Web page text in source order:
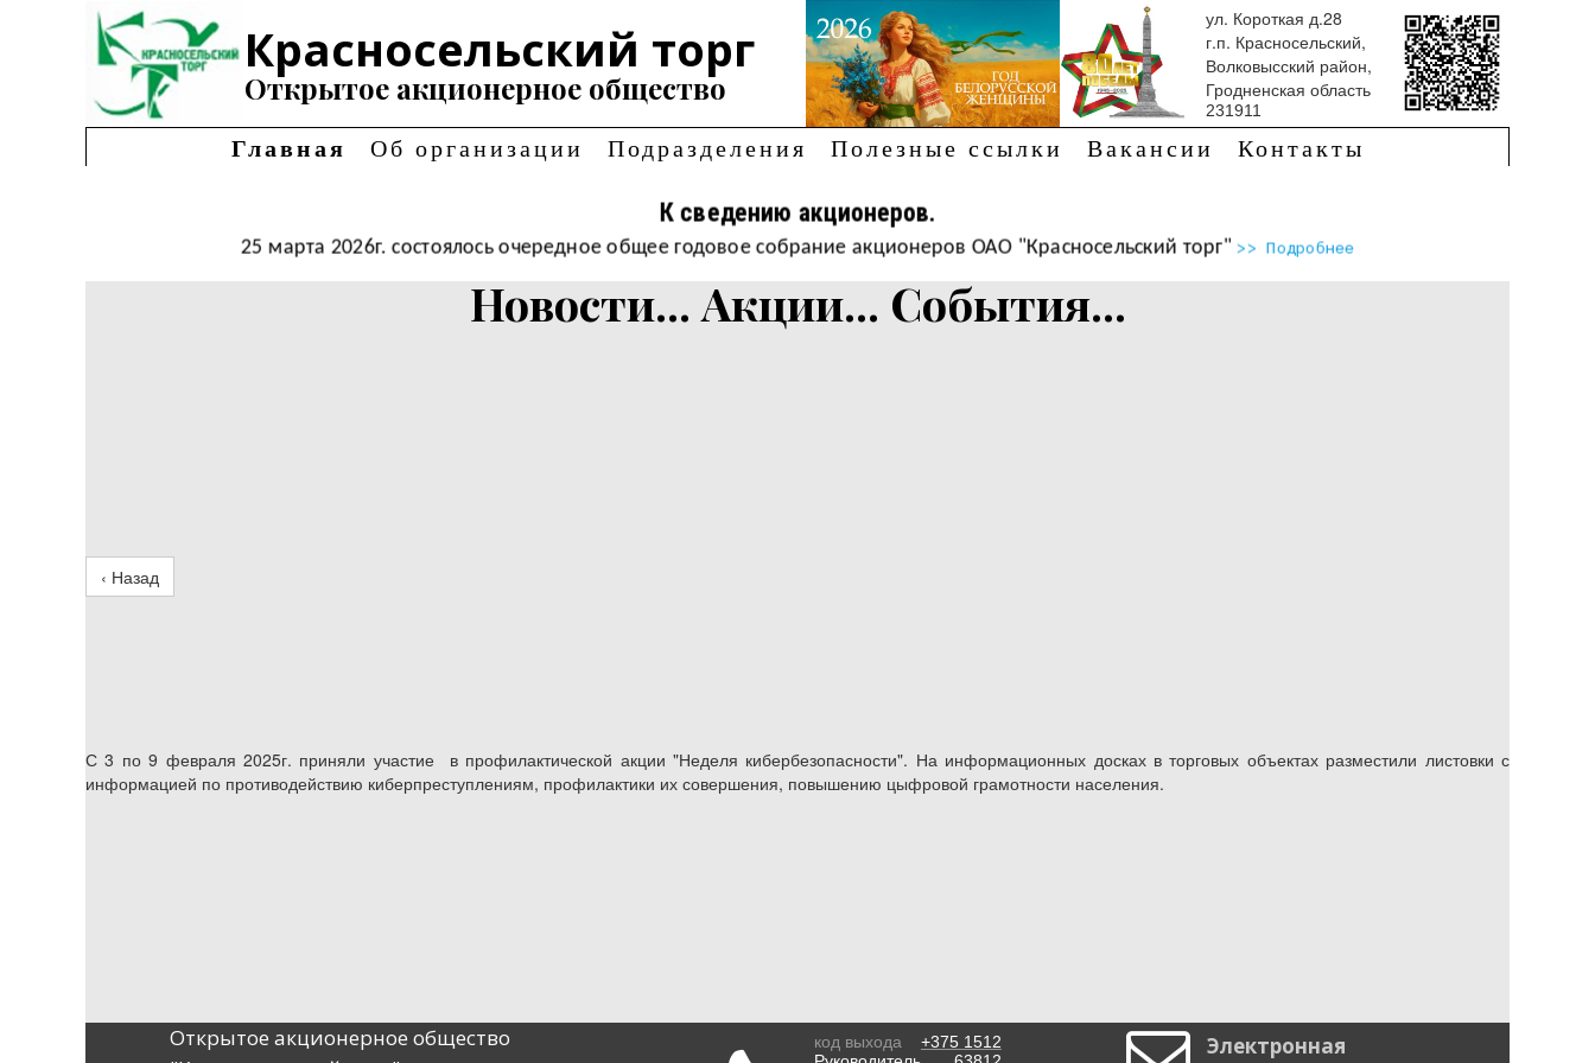
Красносельский торг
Открытое акционерное общество
ул. Короткая д.28
г.п. Красносельский,
Волковысский район,
Гродненская область
231911
Главная Об организации Подразделения Полезные ссылки Вакансии Контакты
К сведению акционеров.
25 марта 2026г. состоялось очередное общее годовое собрание акционеров ОАО "Красносельский торг" >> Подробнее
Новости... Акции... События...
‹ Назад
С 3 по 9 февраля 2025г. приняли участие в профилактической акции "Неделя кибербезопасности". На информационных досках в торговых объектах разместили листовки с
информацией по противодействию киберпреступлениям, профилактики их совершения, повышению цыфровой грамотности населения.
Открытое акционерное общество
код выхода +375 1512
Электронная